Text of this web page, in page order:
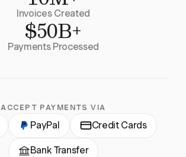
Invoices Created
$50B+
Payments Processed
ACCEPT PAYMENTS VIA
PayPal Credit Cards
Bank Transfer